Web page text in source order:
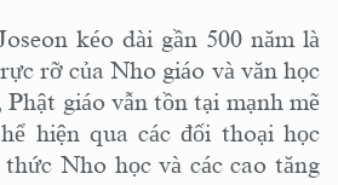
kéo dài gần 500 năm là
rỡ của Nho giáo và văn học
Phật giáo vẫn tồn tại mạnh mẽ
hiện qua các đối thoại học
Nho học và các cao tăng